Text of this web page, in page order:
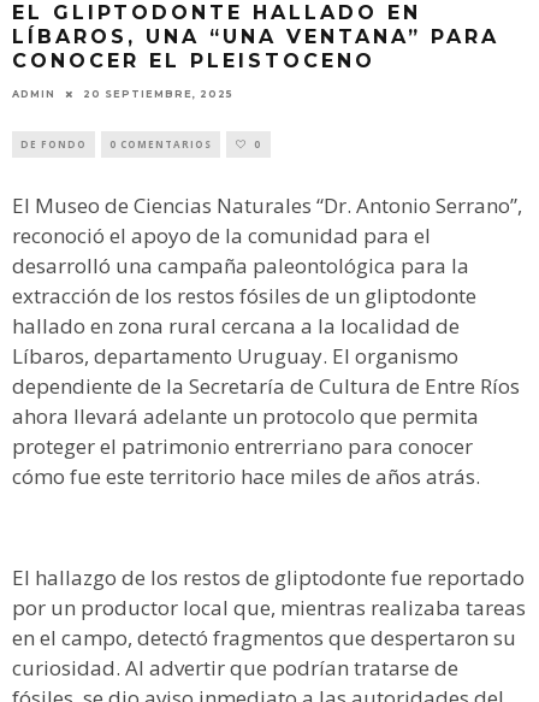
EL GLIPTODONTE HALLADO EN
LÍBAROS, UNA “UNA VENTANA” PARA
CONOCER EL PLEISTOCENO
ADMIN 20 SEPTIEMBRE, 2025
DE FONDO 0 COMENTARIOS 0
El Museo de Ciencias Naturales “Dr. Antonio Serrano”,
reconoció el apoyo de la comunidad para el
desarrolló una campaña paleontológica para la
extracción de los restos fósiles de un gliptodonte
hallado en zona rural cercana a la localidad de
Líbaros, departamento Uruguay. El organismo
dependiente de la Secretaría de Cultura de Entre Ríos
ahora llevará adelante un protocolo que permita
proteger el patrimonio entrerriano para conocer
cómo fue este territorio hace miles de años atrás.
El hallazgo de los restos de gliptodonte fue reportado
por un productor local que, mientras realizaba tareas
en el campo, detectó fragmentos que despertaron su
curiosidad. Al advertir que podrían tratarse de